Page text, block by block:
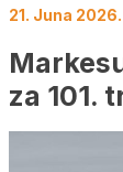
21. Juna 2026.
za 101.